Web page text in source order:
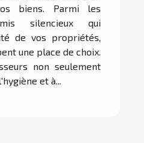
biens. Parmi les
silencieux qui
de vos propriétés,
une place de choix.
non seulement
et à...